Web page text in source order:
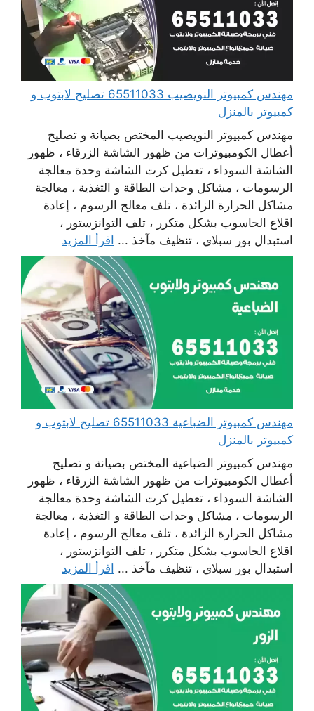
مهندس كمبيوتر النويصيب 65511033 تصليح لابتوب و
كمبيوتر بالمنزل
مهندس كمبيوتر النويصيب المختص بصيانة و تصليح
أعطال الكومبيوترات من ظهور الشاشة الزرقاء ، ظهور
الشاشة السوداء ، تعطيل كرت الشاشة وحدة معالجة
الرسومات ، مشاكل وحدات الطاقة و التغذية ، معالجة
مشاكل الحرارة الزائدة ، تلف معالج الرسوم ، إعادة
اقلاع الحاسوب بشكل متكرر ، تلف التوانزستور ،
استبدال بور سبلاي ، تنظيف مآخذ ... اقرأ المزيد
مهندس كمبيوتر الضباعية 65511033 تصليح لابتوب و
كمبيوتر بالمنزل
مهندس كمبيوتر الضباعية المختص بصيانة و تصليح
أعطال الكومبيوترات من ظهور الشاشة الزرقاء ، ظهور
الشاشة السوداء ، تعطيل كرت الشاشة وحدة معالجة
الرسومات ، مشاكل وحدات الطاقة و التغذية ، معالجة
مشاكل الحرارة الزائدة ، تلف معالج الرسوم ، إعادة
اقلاع الحاسوب بشكل متكرر ، تلف التوانزستور ،
استبدال بور سبلاي ، تنظيف مآخذ ... اقرأ المزيد